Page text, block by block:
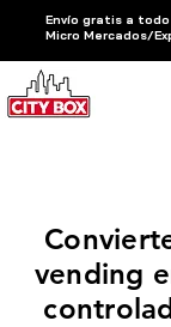
Envío gratis a todo
Micro Mercados/
vending